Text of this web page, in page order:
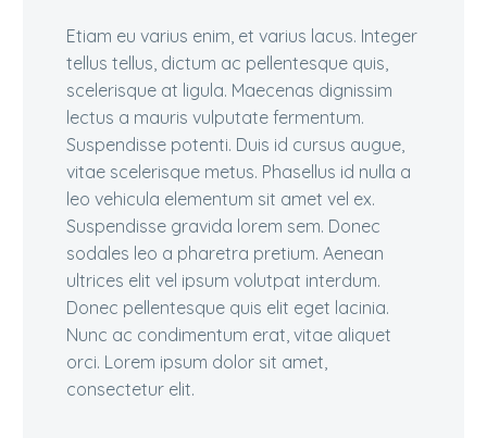
Etiam eu varius enim, et varius lacus. Integer
tellus tellus, dictum ac pellentesque quis,
scelerisque at ligula. Maecenas dignissim
lectus a mauris vulputate fermentum.
Suspendisse potenti. Duis id cursus augue,
vitae scelerisque metus. Phasellus id nulla a
leo vehicula elementum sit amet vel ex.
Suspendisse gravida lorem sem. Donec
sodales leo a pharetra pretium. Aenean
ultrices elit vel ipsum volutpat interdum.
Donec pellentesque quis elit eget lacinia.
Nunc ac condimentum erat, vitae aliquet
orci. Lorem ipsum dolor sit amet,
consectetur elit.